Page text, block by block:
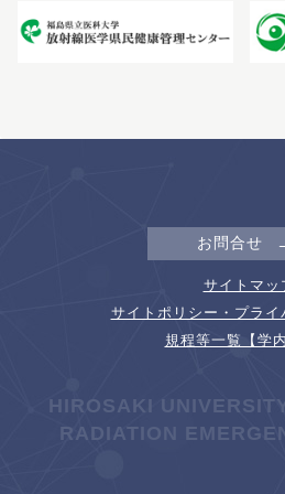
お問合せ
サイトマッ
サイトポリシー・プライ
規程等一覧【学
HIROSAKI
RADIATION